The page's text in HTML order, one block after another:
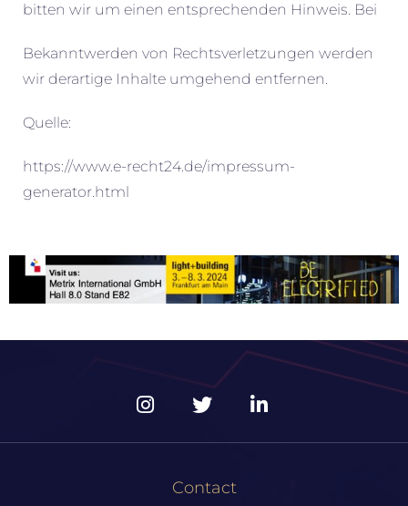
bitten wir um einen entsprechenden Hinweis. Bei
Bekanntwerden von Rechtsverletzungen werden
wir derartige Inhalte umgehend entfernen.
Quelle:
https://www.e-recht24.de/impressum-
generator.html
Contact